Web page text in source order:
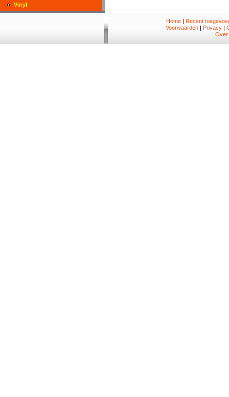
Vinyl
Home|
Recent
Voorwaarden
Privacy
Over